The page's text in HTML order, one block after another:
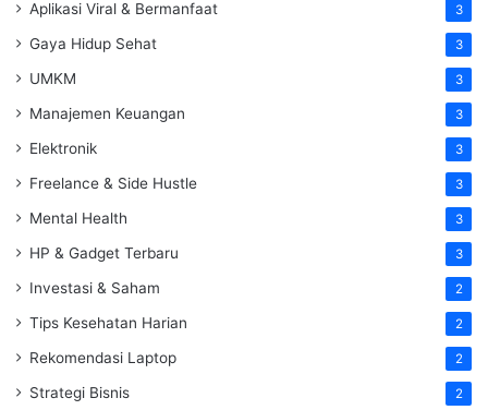
Aplikasi Viral & Bermanfaat 3
Gaya Hidup Sehat 3
UMKM 3
Manajemen Keuangan 3
Elektronik 3
Freelance & Side Hustle 3
Mental Health 3
HP & Gadget Terbaru 3
Investasi & Saham 2
Tips Kesehatan Harian 2
Rekomendasi Laptop 2
Strategi Bisnis 2